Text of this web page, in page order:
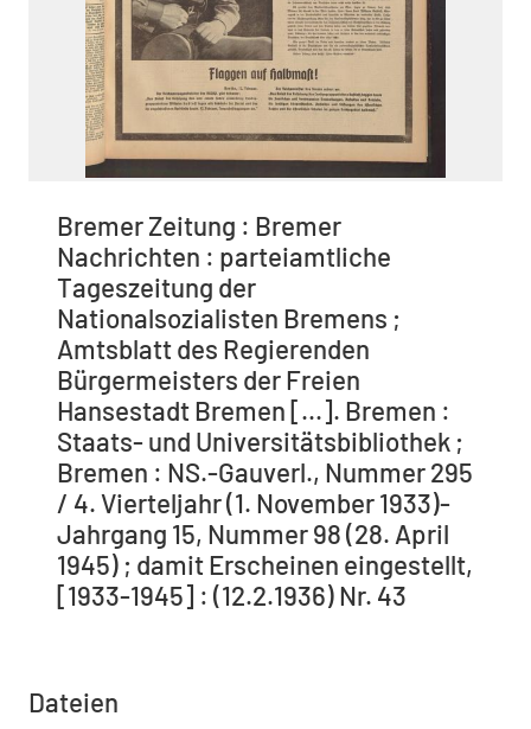
Bremer Zeitung : Bremer
Nachrichten : parteiamtliche
Tageszeitung der
Nationalsozialisten Bremens ;
Amtsblatt des Regierenden
Bürgermeisters der Freien
Hansestadt Bremen [...]. Bremen :
Staats- und Universitätsbibliothek ;
Bremen : NS.-Gauverl., Nummer 295
/ 4. Vierteljahr (1. November 1933)-
Jahrgang 15, Nummer 98 (28. April
1945) ; damit Erscheinen eingestellt,
[1933-1945] : (12.2.1936) Nr. 43
Dateien